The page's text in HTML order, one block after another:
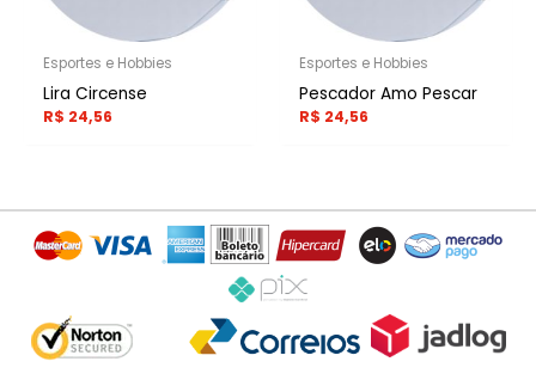
Esportes e Hobbies
Lira Circense
R$ 24,56
Esportes e Hobbies
Pescador Amo Pescar
R$ 24,56